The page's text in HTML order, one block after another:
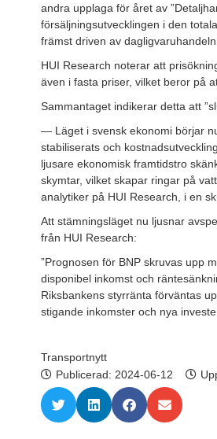
andra upplaga för året av
försäljningsutvecklingen i den
främst driven av dagligvaruhandeln.
HUI Research noterar att
även i fasta priser, vilket beror på
Sammantaget indikerar detta att
— Läget i svensk ekonomi börjar
stabiliserats och
ljusare ekonomisk framtidstro
skymtar, vilket skapar ringar på
analytiker på HUI Research, i en
Att stämningsläget nu ljusnar
från HUI Research:
”Prognosen för BNP skruvas upp
disponibel inkomst och
Riksbankens styrränta förväntas
stigande inkomster och nya
Transportnytt
Publicerad: 2024-06-12